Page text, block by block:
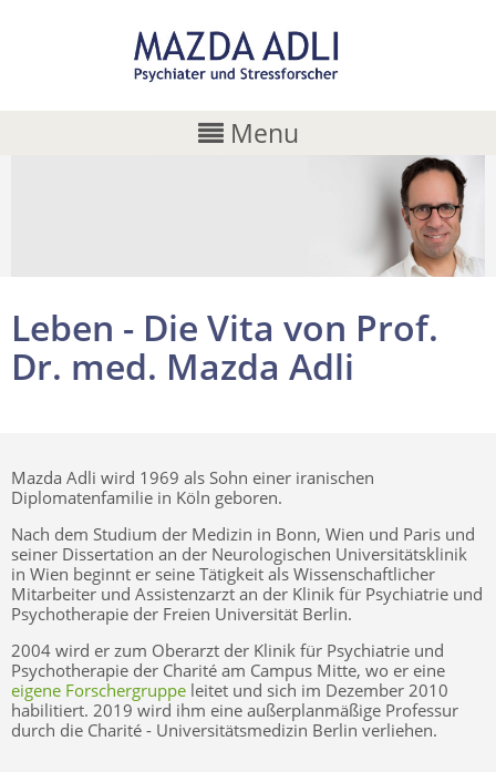
Menu
Leben - Die Vita von Prof.
Dr. med. Mazda Adli
Mazda Adli wird 1969 als Sohn einer iranischen
Diplomatenfamilie in Köln geboren.
Nach dem Studium der Medizin in Bonn, Wien und Paris und
seiner Dissertation an der Neurologischen Universitätsklinik
in Wien beginnt er seine Tätigkeit als Wissenschaftlicher
Mitarbeiter und Assistenzarzt an der Klinik für Psychiatrie und
Psychotherapie der Freien Universität Berlin.
2004 wird er zum Oberarzt der Klinik für Psychiatrie und
Psychotherapie der Charité am Campus Mitte, wo er eine
eigene Forschergruppe leitet und sich im Dezember 2010
habilitiert. 2019 wird ihm eine außerplanmäßige Professur
durch die Charité - Universitätsmedizin Berlin verliehen.